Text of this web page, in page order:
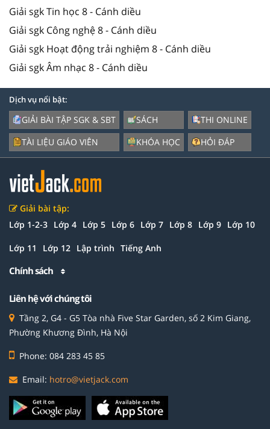
Giải sgk Tin học 8 - Cánh diều
Giải sgk Công nghệ 8 - Cánh diều
Giải sgk Hoạt động trải nghiệm 8 - Cánh diều
Giải sgk Âm nhạc 8 - Cánh diều
Dịch vụ nổi bật:
GIẢI BÀI TẬP SGK & SBT
TÀI LIỆU GIÁO VIÊN
SÁCH
KHÓA HỌC
THI ONLINE
HỎI ĐÁP
Giải bài tập:
Lớp 1-2-3 Lớp 4 Lớp 5 Lớp 6 Lớp 7 Lớp 8 Lớp 9 Lớp 10
Lớp 11 Lớp 12 Lập trình Tiếng Anh
Chính sách
Liên hệ với chúng tôi
Tầng 2, G4 - G5 Tòa nhà Five Star Garden, số 2 Kim Giang,
Phường Khương Đình, Hà Nội
Phone: 084 283 45 85
Email: hotro@vietjack.com